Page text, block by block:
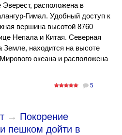
расположена в
Гимал. Удобный доступ к
вершина высотой 8760
Непала и Китая. Северная
находится на высоте
океана и расположена
5
→ Покорение
пешком дойти в